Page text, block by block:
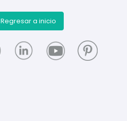
Regresar a inicio